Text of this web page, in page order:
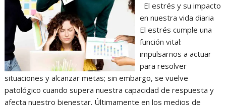
El estrés y su impacto
en nuestra vida diaria
El estrés cumple una
función vital:
impulsarnos a actuar
para resolver
situaciones y alcanzar metas; sin embargo, se vuelve
patológico cuando supera nuestra capacidad de respuesta y
afecta nuestro bienestar. Últimamente en los medios de